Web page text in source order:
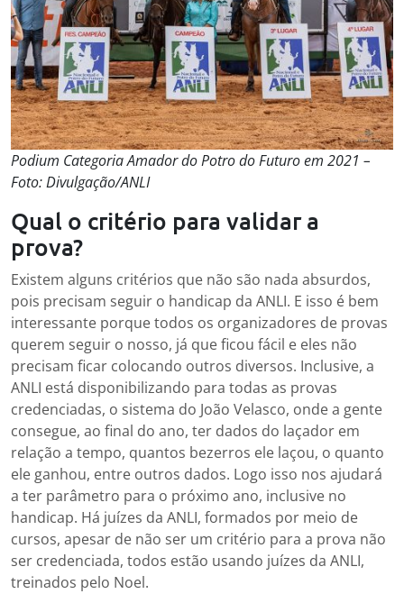
Podium Categoria Amador do Potro do Futuro em 2021 –
Foto: Divulgação/ANLI
Qual o critério para validar a
prova?
Existem alguns critérios que não são nada absurdos,
pois precisam seguir o handicap da ANLI. E isso é bem
interessante porque todos os organizadores de provas
querem seguir o nosso, já que ficou fácil e eles não
precisam ficar colocando outros diversos. Inclusive, a
ANLI está disponibilizando para todas as provas
credenciadas, o sistema do João Velasco, onde a gente
consegue, ao final do ano, ter dados do laçador em
relação a tempo, quantos bezerros ele laçou, o quanto
ele ganhou, entre outros dados. Logo isso nos ajudará
a ter parâmetro para o próximo ano, inclusive no
handicap. Há juízes da ANLI, formados por meio de
cursos, apesar de não ser um critério para a prova não
ser credenciada, todos estão usando juízes da ANLI,
treinados pelo Noel.